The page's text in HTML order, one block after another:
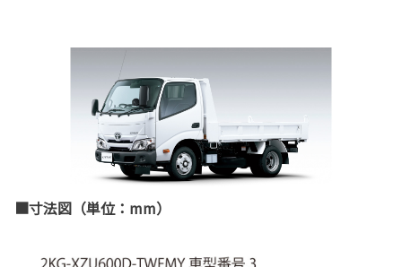
■寸法図（単位：mm）